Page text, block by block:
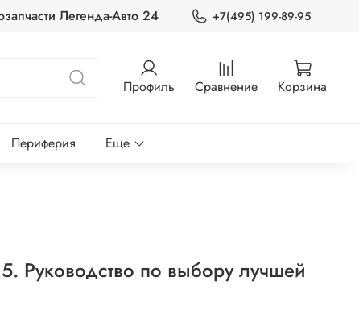
Легенда-Авто 24 +7(495) 199-89-95
Профиль Сравнение Корзина
Периферия Еще
Руководство по выбору лучшей